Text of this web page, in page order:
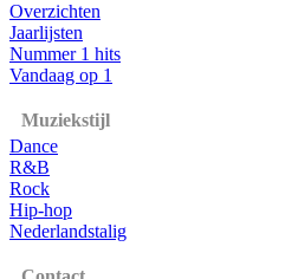
Overzichten
Jaarlijsten
Nummer 1 hits
Vandaag op 1
Muziekstijl
Dance
R&B
Rock
Hip-hop
Nederlandstalig